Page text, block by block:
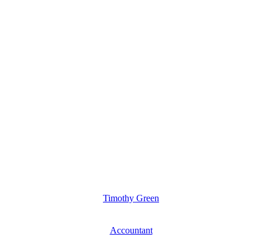
Timothy Green
Accountant